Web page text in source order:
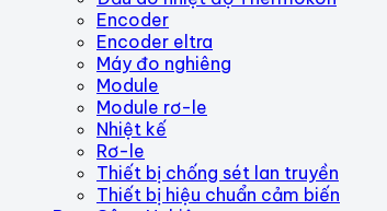
Encoder
Encoder eltra
Máy đo nghiêng
Module
Module rơ-le
Nhiệt kế
Rơ-le
Thiết bị chống sét lan truyền
Thiết bị hiệu chuẩn cảm biến